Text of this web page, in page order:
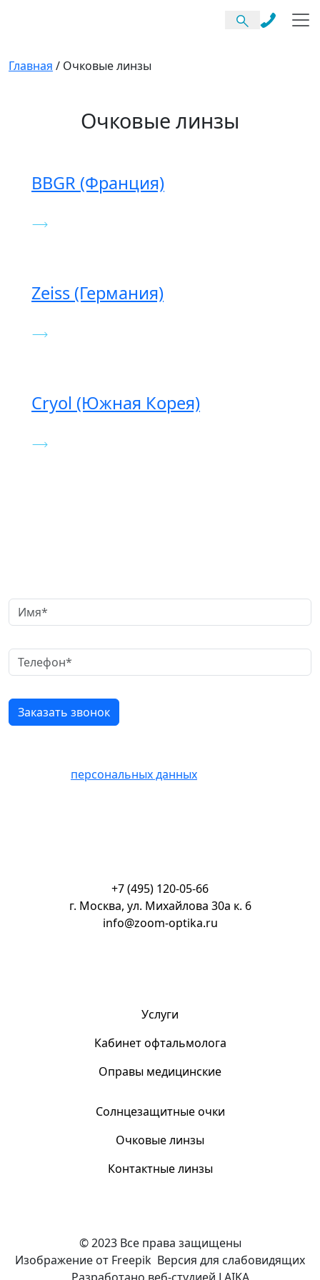
Главная / Очковые линзы
Очковые линзы
BBGR (Франция)
Zeiss (Германия)
Cryol (Южная Корея)
персональных данных
+7 (495) 120-05-66
г. Москва, ул. Михайлова 30а к. 6
info@zoom-optika.ru
Услуги
Кабинет офтальмолога
Оправы медицинские
Солнцезащитные очки
Очковые линзы
Контактные линзы
© 2023 Все права защищены
Изображение от Freepik Версия для слабовидящих